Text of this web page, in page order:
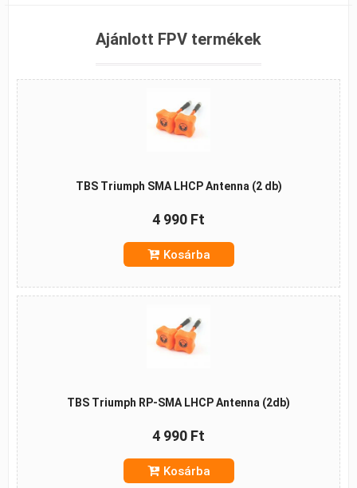
Ajánlott FPV termékek
TBS Triumph SMA LHCP Antenna (2 db)
4 990 Ft
Kosárba
TBS Triumph RP-SMA LHCP Antenna (2db)
4 990 Ft
Kosárba